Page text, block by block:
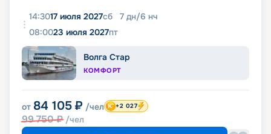
14:3017 июля 2027сб 7 дн/6 нч
08:0023 июля 2027пт
Волга Стар
КОМФОРТ
от 84 105 ₽ /чел
99 750₽ /чел
+2 027